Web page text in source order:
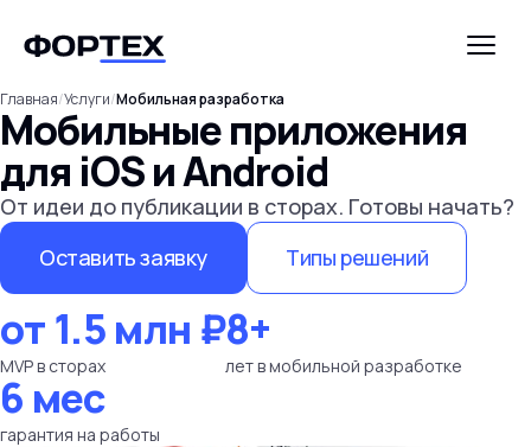
Главная/Услуги/Мобильная разработка
Мобильные приложения
для iOS и Android
От идеи до публикации в сторах. Готовы начать?
Оставить заявку
Типы решений
от 1.5 млн ₽
MVP в сторах
8+
лет в мобильной разработке
6 мес
гарантия на работы